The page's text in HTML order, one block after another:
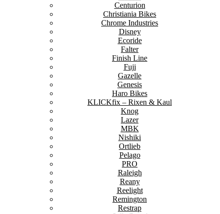
Centurion
Christiania Bikes
Chrome Industries
Disney
Ecoride
Falter
Finish Line
Fuji
Gazelle
Genesis
Haro Bikes
KLICKfix – Rixen & Kaul
Knog
Lazer
MBK
Nishiki
Ortlieb
Pelago
PRO
Raleigh
Reany
Reelight
Remington
Restrap